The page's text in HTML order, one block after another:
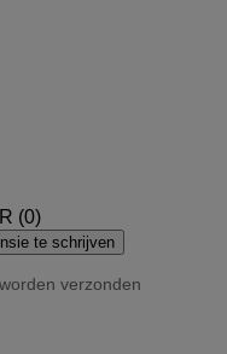
(0)
te schrijven
verzonden